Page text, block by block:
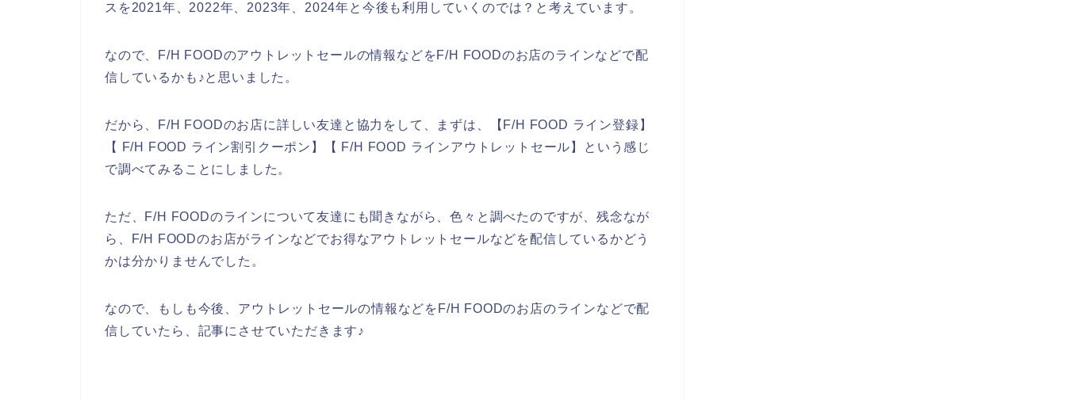
スを2021年、2022年、2023年、2024年と今後も利用していくのでは？と考えています。
なので、F/H FOODのアウトレットセールの情報などをF/H FOODのお店のラインなどで配
信しているかも♪と思いました。
だから、F/H FOODのお店に詳しい友達と協力をして、まずは、【F/H FOOD ライン登録】
【 F/H FOOD ライン割引クーポン】【 F/H FOOD ラインアウトレットセール】という感じ
で調べてみることにしました。
ただ、F/H FOODのラインについて友達にも聞きながら、色々と調べたのですが、残念なが
ら、F/H FOODのお店がラインなどでお得なアウトレットセールなどを配信しているかどう
かは分かりませんでした。
なので、もしも今後、アウトレットセールの情報などをF/H FOODのお店のラインなどで配
信していたら、記事にさせていただきます♪